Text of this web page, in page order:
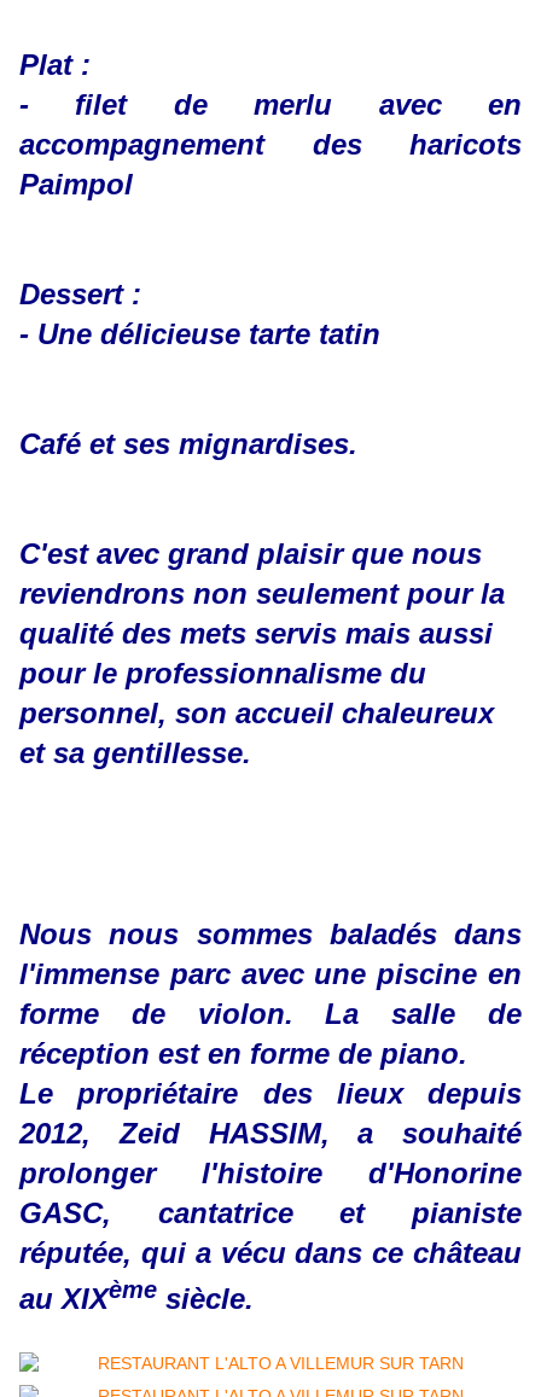
Plat :
- filet de merlu avec en
accompagnement des haricots
Paimpol
Dessert :
- Une délicieuse tarte tatin
Café et ses mignardises.
C'est avec grand plaisir que nous
reviendrons non seulement pour la
qualité des mets servis mais aussi
pour le professionnalisme du
personnel, son accueil chaleureux
et sa gentillesse.
Nous nous sommes baladés dans
l'immense parc avec une piscine en
forme de violon. La salle de
réception est en forme de piano.
Le propriétaire des lieux depuis
2012, Zeid HASSIM, a souhaité
prolonger l'histoire d'Honorine
GASC, cantatrice et pianiste
réputée, qui a vécu dans ce château
au XIXème siècle.